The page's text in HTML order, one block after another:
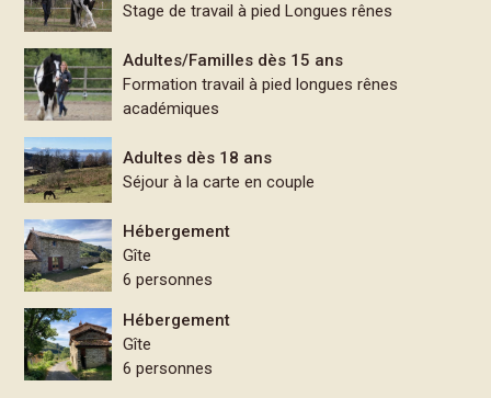
Stage de travail à pied Longues rênes
Adultes/Familles dès 15 ans
Formation travail à pied longues rênes
académiques
Adultes dès 18 ans
Séjour à la carte en couple
Hébergement
Gîte
6 personnes
Hébergement
Gîte
6 personnes